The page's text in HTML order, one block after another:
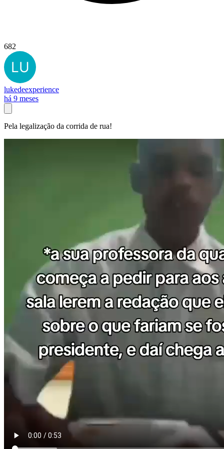
682
lukedeexperience
há 9 meses
Pela legalização da corrida de rua!